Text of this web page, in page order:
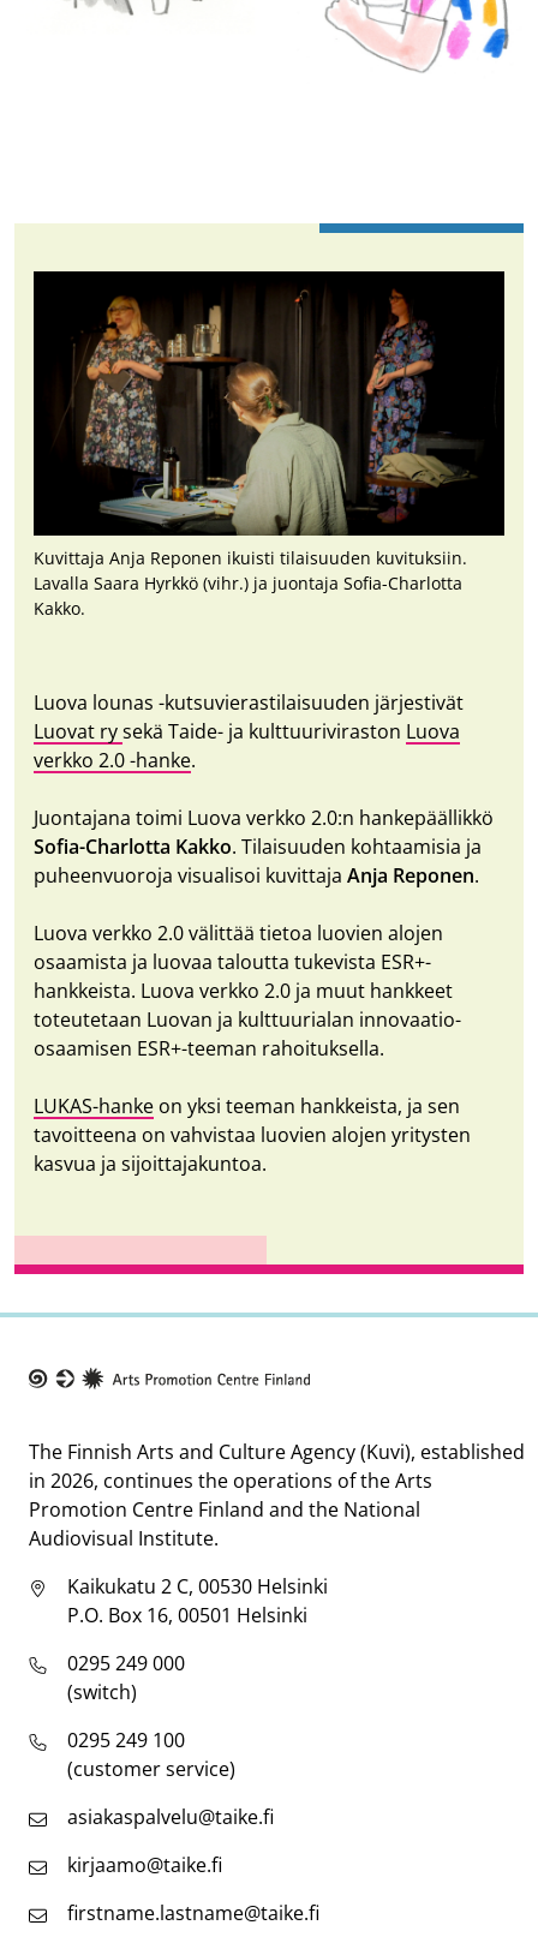
Kuvittaja Anja Reponen ikuisti tilaisuuden kuvituksiin.
Lavalla Saara Hyrkkö (vihr.) ja juontaja Sofia-Charlotta
Kakko.
Luova lounas -kutsuvierastilaisuuden järjestivät
Luovat rysekä Taide- ja kulttuuriviraston Luova
verkko 2.0 -hanke.
Juontajana toimi Luova verkko 2.0:n hankepäällikkö
Sofia-Charlotta Kakko. Tilaisuuden kohtaamisia ja
puheenvuoroja visualisoi kuvittaja Anja Reponen.
Luova verkko 2.0 välittää tietoa luovien alojen
osaamista ja luovaa taloutta tukevista ESR+-
hankkeista. Luova verkko 2.0 ja muut hankkeet
toteutetaan Luovan ja kulttuurialan innovaatio-
osaamisen ESR+-teeman rahoituksella.
LUKAS-hanke on yksi teeman hankkeista, ja sen
tavoitteena on vahvistaa luovien alojen yritysten
kasvua ja sijoittajakuntoa.
The Finnish Arts and Culture Agency (Kuvi), established
in 2026, continues the operations of the Arts
Promotion Centre Finland and the National
Audiovisual Institute.
Kaikukatu 2 C, 00530 Helsinki
P.O. Box 16, 00501 Helsinki
0295 249 000
(switch)
0295 249 100
(customer service)
asiakaspalvelu@taike.fi
kirjaamo@taike.fi
firstname.lastname@taike.fi